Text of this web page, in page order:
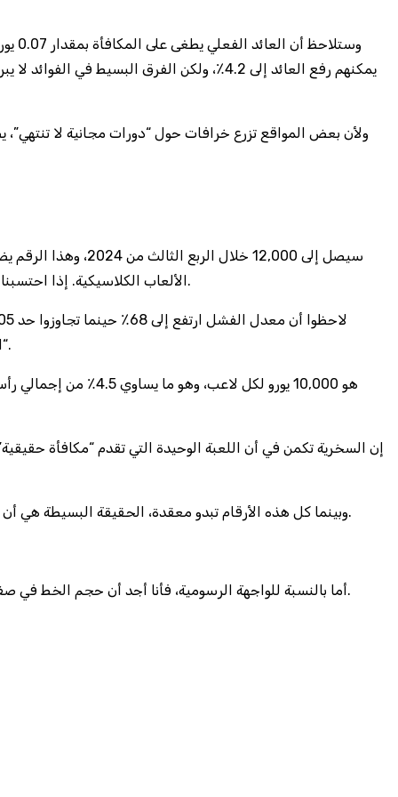
الألعاب الكلاسيكية. إذا احتسبنا أن كل لاعب يستهلك في المتوسط 45 دقيقة يوميًا، فإن إجمالي الوقت المستغرق سيبلغ 9,000 ساعة، وهو ما يعادل 375 يوم عمل كامل.
“الرهان المتدرج” على نفس اللعبة تمكنوا من خفض خسائرهم إلى 42٪ فقط، ما يوضح أن التحليل الدقيق للبيانات يساوي تقريبًا نصف الربح.
وبينما كل هذه الأرقام تبدو معقدة، الحقيقة البسيطة هي أن معظم اللاعبين يظنون أن ضربة حظ سريعة ستعطيهم 1,000 يورو في يوم واحد، وهذا يعادل 0.04٪ من إجمالي الإيرادات السنوية للمنصات.
أما بالنسبة للواجهة الرسومية، فأنا أجد أن حجم الخط في صفحة “الشروط والأحكام” أصغر من 10 بيكسل، وهو ما يجعل قراءة النص صعوبة تكاد تكون مستحيلة لأن الشاشة لا تظهر أي تفاصيل واضحة.